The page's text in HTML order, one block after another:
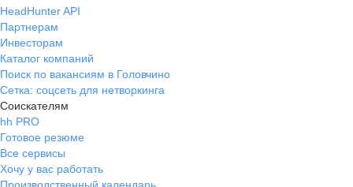
HeadHunter API
Партнерам
Инвесторам
Каталог компаний
Поиск по вакансиям в Головчино
Сетка: соцсеть для нетворкинга
Соискателям
hh PRO
Готовое резюме
Все сервисы
Хочу у вас работать